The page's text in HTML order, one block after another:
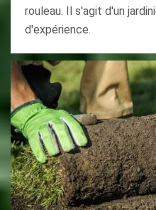
rouleau. Il s'agit d'un
d'expérience.